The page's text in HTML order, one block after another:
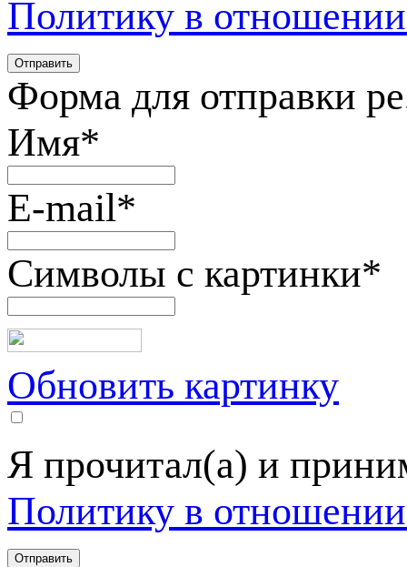
Политику в
Форма для отправки
Имя*
E-mail*
Символы с картинки*
Обновить картинку
Я прочитал(а) и
Политику в